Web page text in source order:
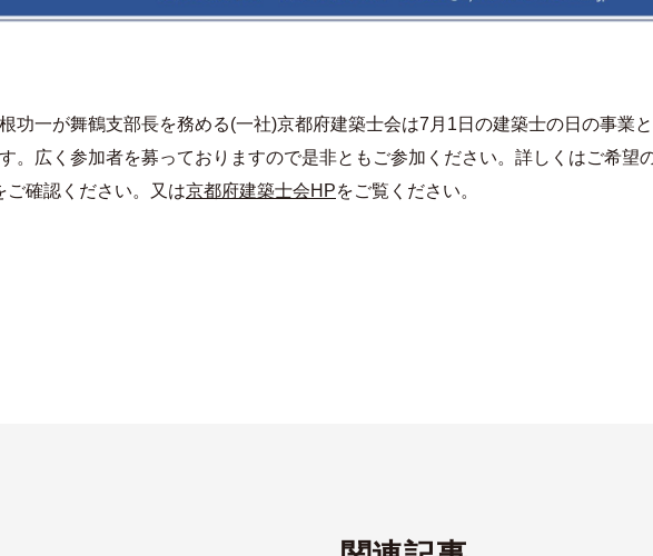
功一が舞鶴支部長を務める(一社)京都府建築士会は7月1日の建築士の日の事業
。広く参加者を募っておりますので是非ともご参加ください。詳しくはご希望
ご確認ください。又は京都府建築士会HPをご覧ください。